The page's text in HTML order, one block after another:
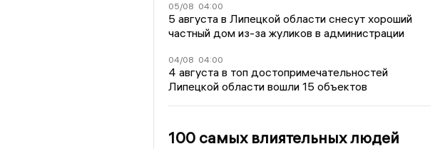
05/08 04:00
5 августа в Липецкой области снесут хороший
частный дом из-за жуликов в администрации
04/08 04:00
4 августа в топ достопримечательностей
Липецкой области вошли 15 объектов
100 самых влиятельных людей